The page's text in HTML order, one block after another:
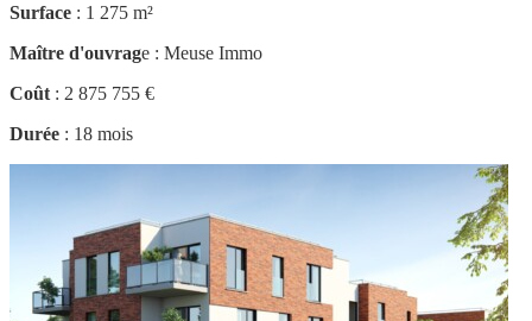
Surface : 1 275 m²
Maître d'ouvrage : Meuse Immo
Coût : 2 875 755 €
Durée : 18 mois